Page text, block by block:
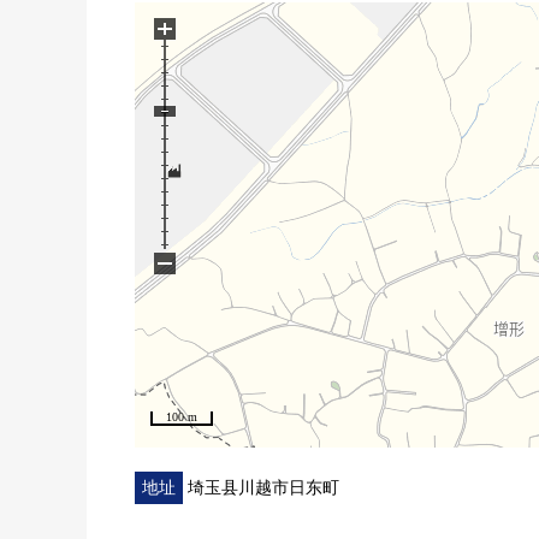
○ 有TV监视器的内部对讲机其他
■周边环境━━━━━━━━━━━━━━━・・・
○ 川越市立大学东西方小学步行10分钟(约780m)
○ 川越市立大东西中学校步行6分钟(约450m)
○ 7-Eleven川越大袋新田商店步行7分钟(约500m)
○ 川越综合批发市场步行15分钟(约1200m)
○ 药妆店咳嗽南大冢商店步行25分钟(2000m)
○ Inageya川越南大冢商店步行27分钟(约2100m)
100 m
+
−
地址 埼玉县川越市日东町